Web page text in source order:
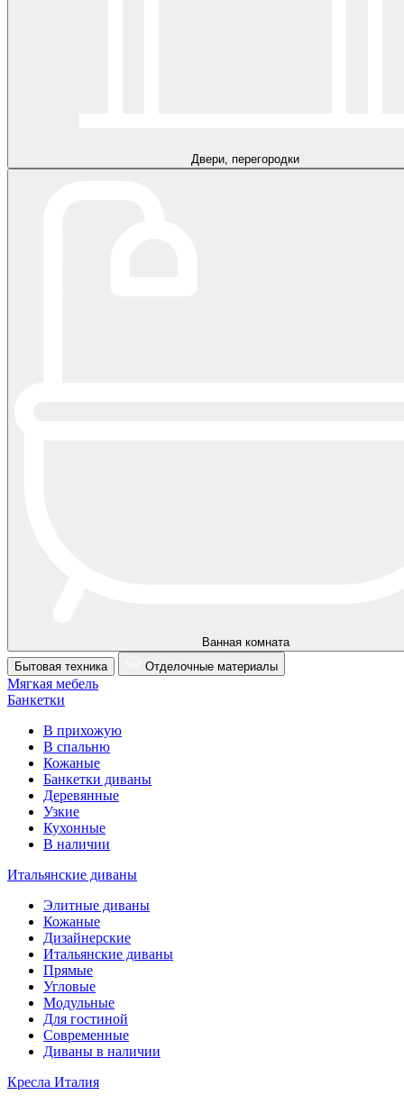
Двери, перегородки
Ванная комната
Бытовая техника
Отделочные материалы
Мягкая мебель
Банкетки
В прихожую
В спальню
Кожаные
Банкетки диваны
Деревянные
Узкие
Кухонные
В наличии
Итальянские диваны
Элитные диваны
Кожаные
Дизайнерские
Итальянские диваны
Прямые
Угловые
Модульные
Для гостиной
Современные
Диваны в наличии
Кресла Италия